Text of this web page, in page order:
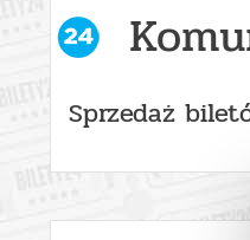
Sprzedaż